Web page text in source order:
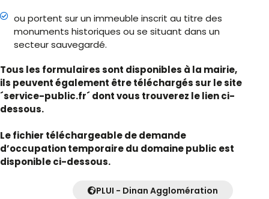
ou portent sur un immeuble inscrit au titre des
monuments historiques ou se situant dans un
secteur sauvegardé.
Tous les formulaires sont disponibles à la mairie,
ils peuvent également être téléchargés sur le site
´service-public.fr´ dont vous trouverez le lien ci-
dessous.
Le fichier téléchargeable de demande
d’occupation temporaire du domaine public est
disponible ci-dessous.
PLUI - Dinan Agglomération